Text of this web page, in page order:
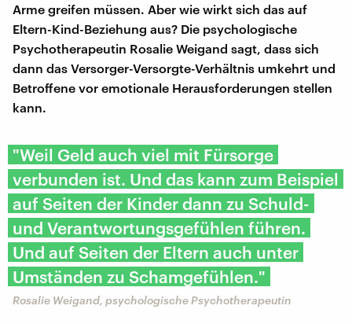
Arme greifen müssen. Aber wie wirkt sich das auf
Eltern-Kind-Beziehung aus? Die psychologische
Psychotherapeutin Rosalie Weigand sagt, dass sich
dann das Versorger-Versorgte-Verhältnis umkehrt und
Betroffene vor emotionale Herausforderungen stellen
kann.
" Weil Geld auch viel mit Fürsorge
verbunden ist. Und das kann zum Beispiel
auf Seiten der Kinder dann zu Schuld-
und Verantwortungsgefühlen führen.
Und auf Seiten der Eltern auch unter
Umständen zu Schamgefühlen."
Rosalie Weigand, psychologische Psychotherapeutin